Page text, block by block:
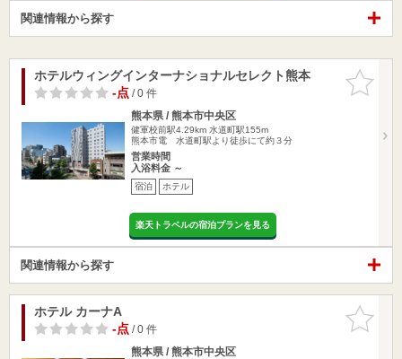
関連情報から探す
お気に入
りに追加
ホテルウィングインターナショナルセレクト熊本
-点/ 0 件
熊本県 / 熊本市中央区
健軍校前駅4.29km 水道町駅155m
熊本市電 水道町駅より徒歩にて約３分
営業時間
入浴料金 ～
宿泊 ホテル
楽天トラベルの宿泊プランを見る
関連情報から探す
お気に入
りに追加
ホテル カーナA
-点/ 0 件
熊本県 / 熊本市中央区